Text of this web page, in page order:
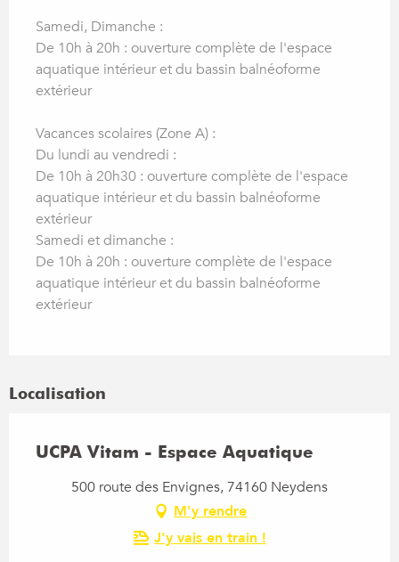
Samedi, Dimanche :
De 10h à 20h : ouverture complète de l'espace
aquatique intérieur et du bassin balnéoforme
extérieur
Vacances scolaires (Zone A) :
Du lundi au vendredi :
De 10h à 20h30 : ouverture complète de l'espace
aquatique intérieur et du bassin balnéoforme
extérieur
Samedi et dimanche :
De 10h à 20h : ouverture complète de l'espace
aquatique intérieur et du bassin balnéoforme
extérieur
Localisation
UCPA Vitam - Espace Aquatique
500 route des Envignes, 74160 Neydens
M'y rendre
J'y vais en train !